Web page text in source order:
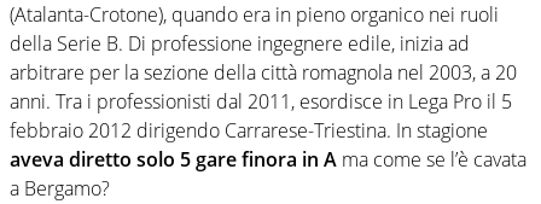
(Atalanta-Crotone), quando era in pieno organico nei ruoli
della Serie B. Di professione ingegnere edile, inizia ad
arbitrare per la sezione della città romagnola nel 2003, a 20
anni. Tra i professionisti dal 2011, esordisce in Lega Pro il 5
febbraio 2012 dirigendo Carrarese-Triestina. In stagione
aveva diretto solo 5 gare finora in A ma come se l’è cavata
a Bergamo?